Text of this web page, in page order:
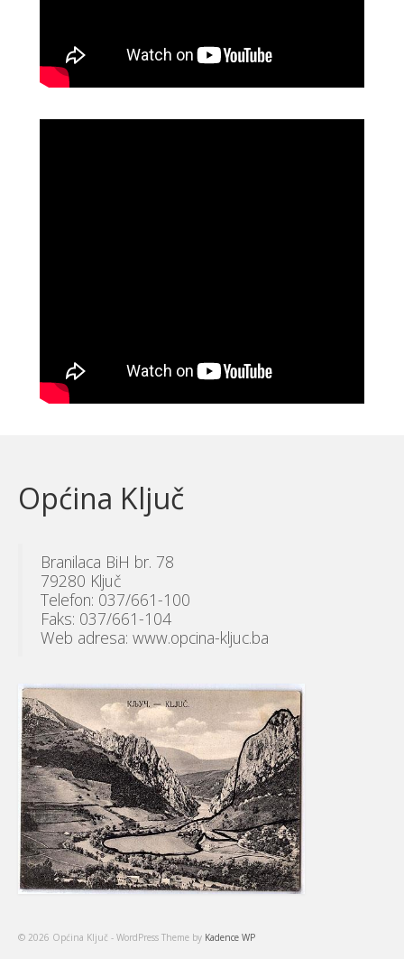
Općina Ključ
Branilaca BiH br. 78
79280 Ključ
Telefon: 037/661-100
Faks: 037/661-104
Web adresa: www.opcina-kljuc.ba
© 2026 Općina Ključ - WordPress Theme by Kadence WP